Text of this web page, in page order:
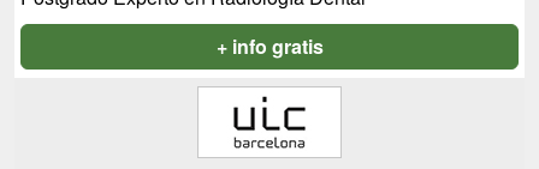
+ info gratis